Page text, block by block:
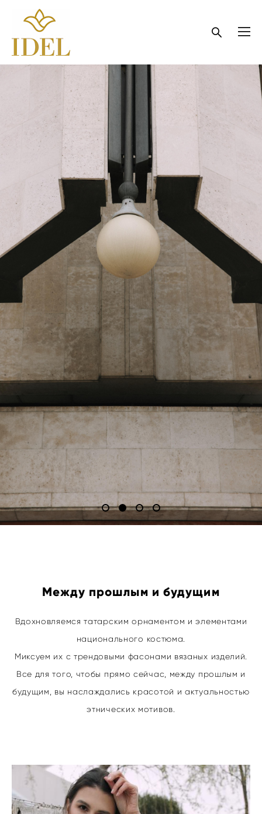
2025 Lookbook
Между прошлым и будущим
Вдохновляемся татарским орнаментом и элементами
национального костюма.
Миксуем их с трендовыми фасонами вязаных изделий.
Все для того, чтобы прямо сейчас, между прошлым и
будущим, вы наслаждались красотой и актуальностью
этнических мотивов.